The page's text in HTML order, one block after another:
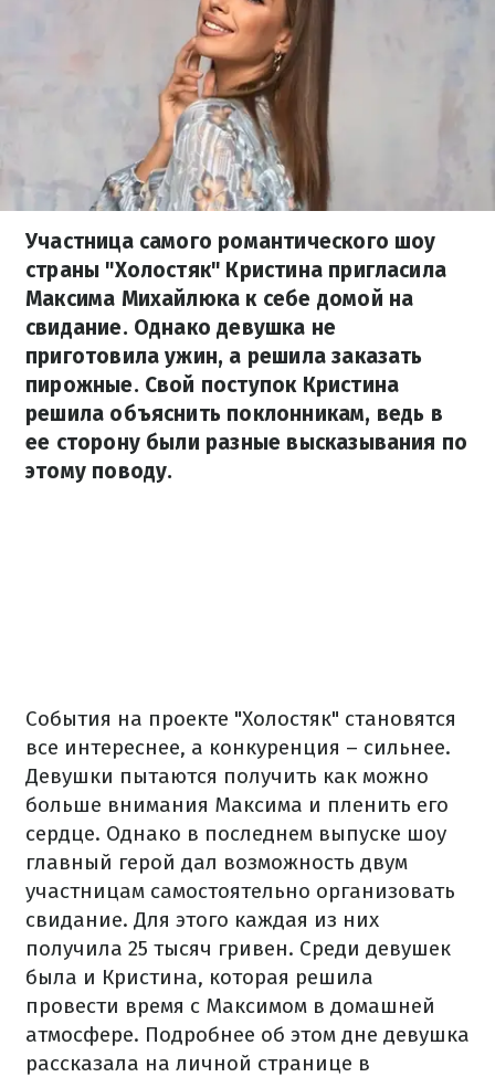
Участница самого романтического шоу
страны "Холостяк" Кристина пригласила
Максима Михайлюка к себе домой на
свидание. Однако девушка не
приготовила ужин, а решила заказать
пирожные. Свой поступок Кристина
решила объяснить поклонникам, ведь в
ее сторону были разные высказывания по
этому поводу.
События на проекте "Холостяк" становятся
все интереснее, а конкуренция – сильнее.
Девушки пытаются получить как можно
больше внимания Максима и пленить его
сердце. Однако в последнем выпуске шоу
главный герой дал возможность двум
участницам самостоятельно организовать
свидание. Для этого каждая из них
получила 25 тысяч гривен. Среди девушек
была и Кристина, которая решила
провести время с Максимом в домашней
атмосфере. Подробнее об этом дне девушка
рассказала на личной странице в